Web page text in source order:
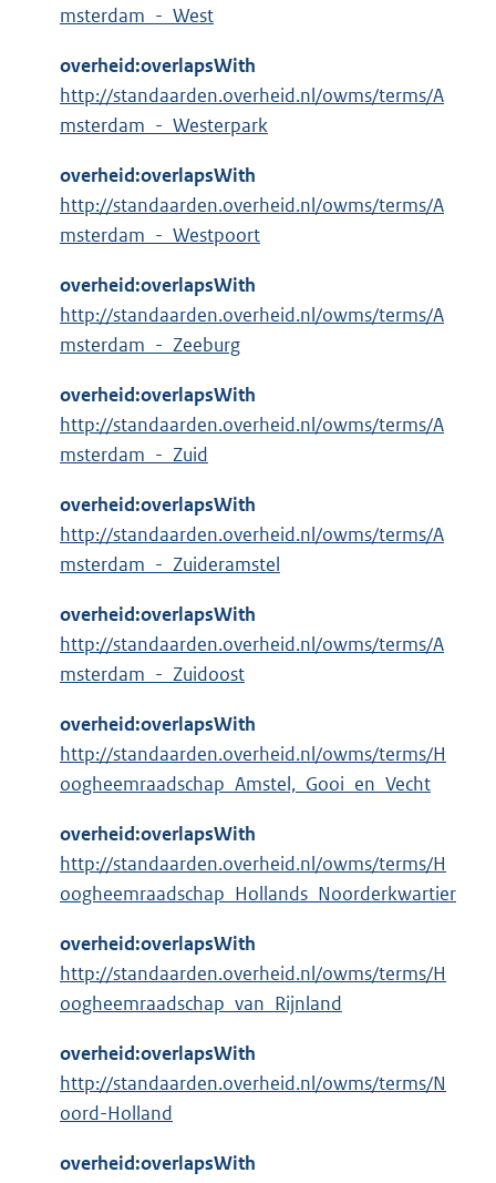
msterdam_-_West
overheid:overlapsWith
http://standaarden.overheid.nl/owms/terms/A
msterdam_-_Westerpark
overheid:overlapsWith
http://standaarden.overheid.nl/owms/terms/A
msterdam_-_Westpoort
overheid:overlapsWith
http://standaarden.overheid.nl/owms/terms/A
msterdam_-_Zeeburg
overheid:overlapsWith
http://standaarden.overheid.nl/owms/terms/A
msterdam_-_Zuid
overheid:overlapsWith
http://standaarden.overheid.nl/owms/terms/A
msterdam_-_Zuideramstel
overheid:overlapsWith
http://standaarden.overheid.nl/owms/terms/A
msterdam_-_Zuidoost
overheid:overlapsWith
http://standaarden.overheid.nl/owms/terms/H
oogheemraadschap_Amstel,_Gooi_en_Vecht
overheid:overlapsWith
http://standaarden.overheid.nl/owms/terms/H
oogheemraadschap_Hollands_Noorderkwartier
overheid:overlapsWith
http://standaarden.overheid.nl/owms/terms/H
oogheemraadschap_van_Rijnland
overheid:overlapsWith
http://standaarden.overheid.nl/owms/terms/N
oord-Holland
overheid:overlapsWith